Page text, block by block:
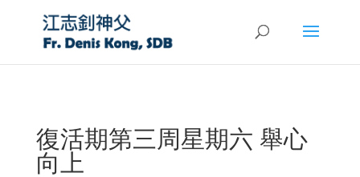
復活期第三周星期六 舉心
向上